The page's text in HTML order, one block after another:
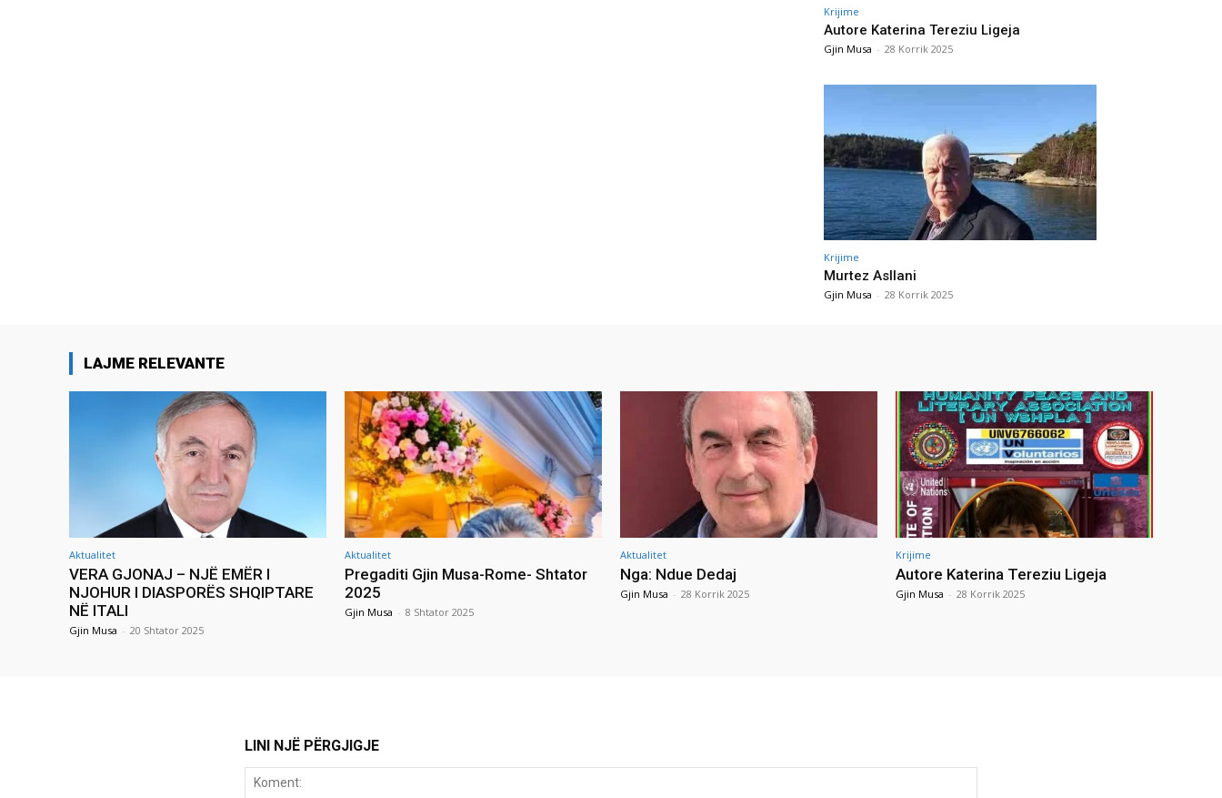
Krijime
Autore Katerina Tereziu Ligeja
Gjin Musa - 28 Korrik 2025
Krijime
Murtez Asllani
Gjin Musa - 28 Korrik 2025
LAJME RELEVANTE
Aktualitet
VERA GJONAJ – NJË EMËR I
NJOHUR I DIASPORËS SHQIPTARE
NË ITALI
Gjin Musa - 20 Shtator 2025
Aktualitet
Pregaditi Gjin Musa-Rome- Shtator
2025
Gjin Musa - 8 Shtator 2025
Aktualitet
Nga: Ndue Dedaj
Gjin Musa - 28 Korrik 2025
Krijime
Autore Katerina Tereziu Ligeja
Gjin Musa - 28 Korrik 2025
LINI NJË PËRGJIGJE